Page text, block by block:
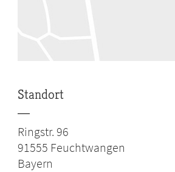
Standort
Ringstr. 96
91555 Feuchtwangen
Bayern